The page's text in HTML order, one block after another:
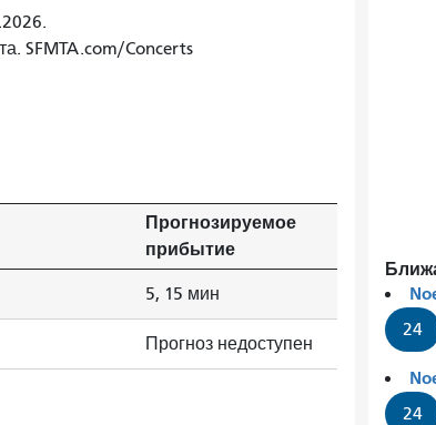
SFMTA.com/Concerts
Прогнозируемое
прибытие
5, 15 мин
Прогноз недоступен
24
24